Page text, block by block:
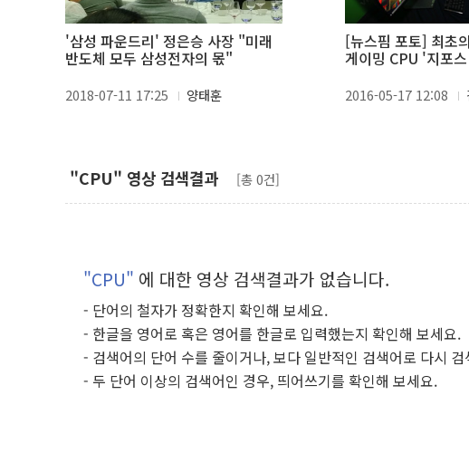
'삼성 파운드리' 정은승 사장 "미래
반도체 모두 삼성전자의 몫"
2018-07-11 17:25 양태훈
[뉴스핌 포토] 최초
게이밍 CPU '지포
2016-05-17 12:08
"CPU" 영상 검색결과 [총 0건]
"CPU" 에 대한 영상 검색결과가 없습니다.
- 단어의 철자가 정확한지 확인해 보세요.
- 한글을 영어로 혹은 영어를 한글로 입력했는지 확인해 보세요.
- 검색어의 단어 수를 줄이거나, 보다 일반적인 검색어로 다시
- 두 단어 이상의 검색어인 경우, 띄어쓰기를 확인해 보세요.